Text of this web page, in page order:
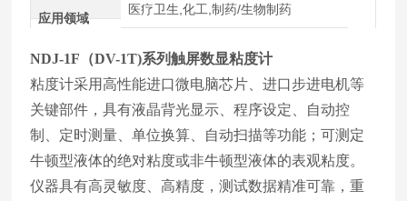
应用领域
医疗卫生,化工,制药/生物制药
NDJ-1F（DV-1T)系列触屏数显粘度计
粘度计采用高性能进口微电脑芯片、进口步进电机等
关键部件，具有液晶背光显示、程序设定、自动控
制、定时测量、单位换算、自动扫描等功能；可测定
牛顿型液体的绝对粘度或非牛顿型液体的表观粘度。
仪器具有高灵敏度、高精度，测试数据精准可靠，重